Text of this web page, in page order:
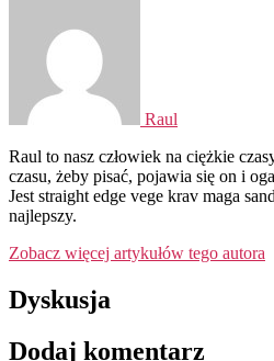
Raul
Raul to nasz człowiek na ciężkie
czasu, żeby pisać, pojawia się on i
Jest straight edge vege krav maga
najlepszy.
Zobacz więcej artykułów tego autora
Dyskusja
Dodaj komentarz